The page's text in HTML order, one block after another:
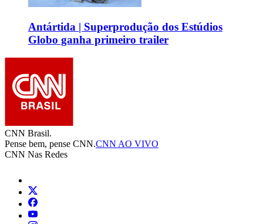
Antártida | Superprodução dos Estúdios
Globo ganha primeiro trailer
CNN Brasil.
Pense bem, pense CNN.CNN AO VIVO
CNN Nas Redes